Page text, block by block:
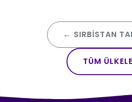
← SIRBISTAN
TÜM